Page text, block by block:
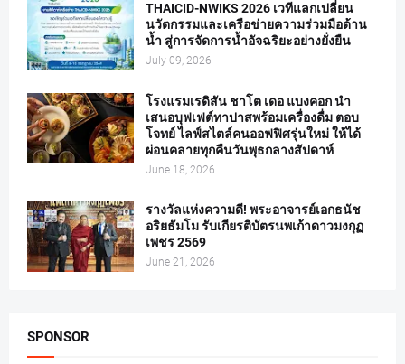
THAICID-NWIKS 2026 เวทีแลกเปลี่ยน
นวัตกรรมและเครือข่ายความร่วมมือด้าน
น้ำ สู่การจัดการน้ำอัจฉริยะอย่างยั่งยืน
July 09, 2026
โรงแรมเรดิสัน ชาโต เดอ แบงคอก นำ
เสนอบุฟเฟต์ทาปาสพร้อมเครื่องดื่ม ตอบ
โจทย์ ไลฟ์สไตล์คนออฟฟิศรุ่นใหม่ ให้ได้
ผ่อนคลายทุกคืนวันพุธกลางสัปดาห์
June 18, 2026
รางวัลแห่งความดี! พระอาจารย์เอกธนัช
อริยธัมโม รับเกียรติบัตรนพเก้าดาวมงกุฏ
เพชร 2569
June 21, 2026
SPONSOR